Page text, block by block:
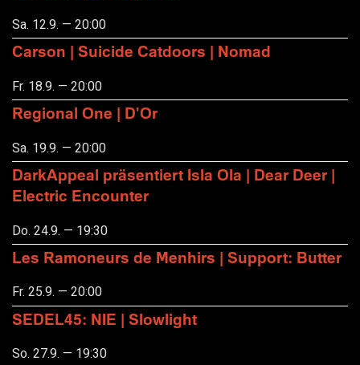
Sa. 12.9. — 20:00
Carson | Suicide Catdoors | Nomad
Fr. 18.9. — 20:00
Regional One | D'Or
Sa. 19.9. — 20:00
DarkAppeal präsentiert Isla Ola | Dear Deer |
Electric Encounter
Do. 24.9. — 19:30
Les Ramoneurs de Menhirs | Support: Butter
Fr. 25.9. — 20:00
SEDEL45: NIE | Slowlight
So. 27.9. — 19:30